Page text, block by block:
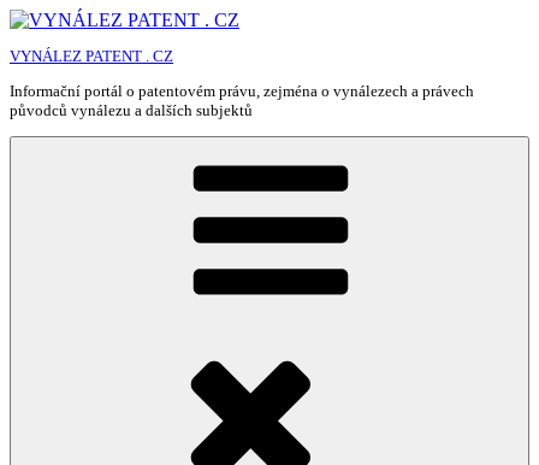
Přejít
obsahu
webu
VYNÁLEZ PATENT . CZ
Informační portál o patentovém právu, zejména o vynálezech a právech
původců vynálezu a dalších subjektů